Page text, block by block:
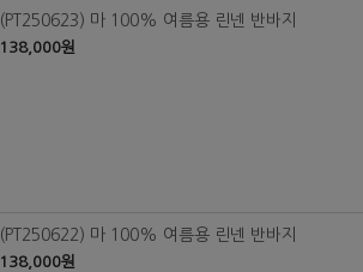
(PT250623) 마 100% 여름용 린넨 반바지
138,000원
(PT250622) 마 100% 여름용 린넨 반바지
138,000원